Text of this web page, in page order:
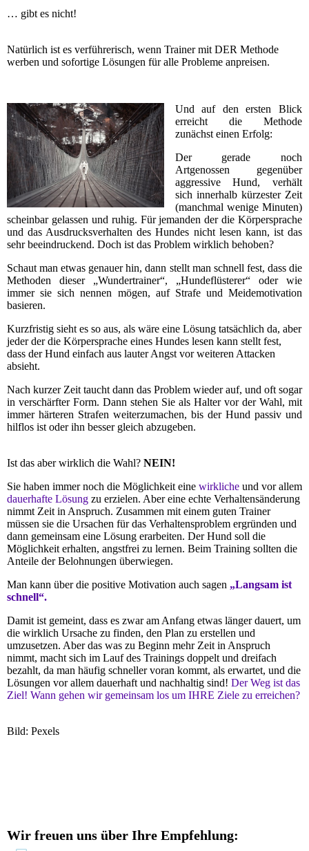
… gibt es nicht!
Natürlich ist es verführerisch, wenn Trainer mit DER Methode
werben und sofortige Lösungen für alle Probleme anpreisen.
Und auf den ersten Blick
erreicht die Methode
zunächst einen Erfolg:
Der gerade noch
Artgenossen gegenüber
aggressive Hund, verhält
sich innerhalb kürzester Zeit
(manchmal wenige Minuten)
scheinbar gelassen und ruhig. Für jemanden der die Körpersprache
und das Ausdrucksverhalten des Hundes nicht lesen kann, ist das
sehr beeindruckend. Doch ist das Problem wirklich behoben?
Schaut man etwas genauer hin, dann stellt man schnell fest, dass die
Methoden dieser „Wundertrainer“, „Hundeflüsterer“ oder wie
immer sie sich nennen mögen, auf Strafe und Meidemotivation
basieren.
Kurzfristig sieht es so aus, als wäre eine Lösung tatsächlich da, aber
jeder der die Körpersprache eines Hundes lesen kann stellt fest,
dass der Hund einfach aus lauter Angst vor weiteren Attacken
absieht.
Nach kurzer Zeit taucht dann das Problem wieder auf, und oft sogar
in verschärfter Form. Dann stehen Sie als Halter vor der Wahl, mit
immer härteren Strafen weiterzumachen, bis der Hund passiv und
hilflos ist oder ihn besser gleich abzugeben.
Ist das aber wirklich die Wahl? NEIN!
Sie haben immer noch die Möglichkeit eine wirkliche und vor allem
dauerhafte Lösung zu erzielen. Aber eine echte Verhaltensänderung
nimmt Zeit in Anspruch. Zusammen mit einem guten Trainer
müssen sie die Ursachen für das Verhaltensproblem ergründen und
dann gemeinsam eine Lösung erarbeiten. Der Hund soll die
Möglichkeit erhalten, angstfrei zu lernen. Beim Training sollten die
Anteile der Belohnungen überwiegen.
Man kann über die positive Motivation auch sagen „Langsam ist
schnell“.
Damit ist gemeint, dass es zwar am Anfang etwas länger dauert, um
die wirklich Ursache zu finden, den Plan zu erstellen und
umzusetzen. Aber das was zu Beginn mehr Zeit in Anspruch
nimmt, macht sich im Lauf des Trainings doppelt und dreifach
bezahlt, da man häufig schneller voran kommt, als erwartet, und die
Lösungen vor allem dauerhaft und nachhaltig sind! Der Weg ist das
Ziel! Wann gehen wir gemeinsam los um IHRE Ziele zu erreichen?
Bild: Pexels
Wir freuen uns über Ihre Empfehlung: